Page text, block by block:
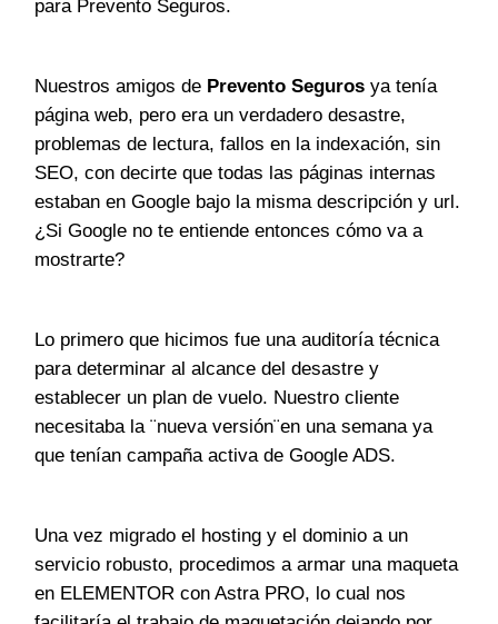
para Prevento Seguros.
Nuestros amigos de Prevento Seguros ya tenía
página web, pero era un verdadero desastre,
problemas de lectura, fallos en la indexación, sin
SEO, con decirte que todas las páginas internas
estaban en Google bajo la misma descripción y url.
¿Si Google no te entiende entonces cómo va a
mostrarte?
Lo primero que hicimos fue una auditoría técnica
para determinar al alcance del desastre y
establecer un plan de vuelo. Nuestro cliente
necesitaba la ¨nueva versión¨en una semana ya
que tenían campaña activa de Google ADS.
Una vez migrado el hosting y el dominio a un
servicio robusto, procedimos a armar una maqueta
en ELEMENTOR con Astra PRO, lo cual nos